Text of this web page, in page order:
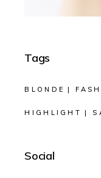
Tags
BLONDE
HIGHLIGHT
Social